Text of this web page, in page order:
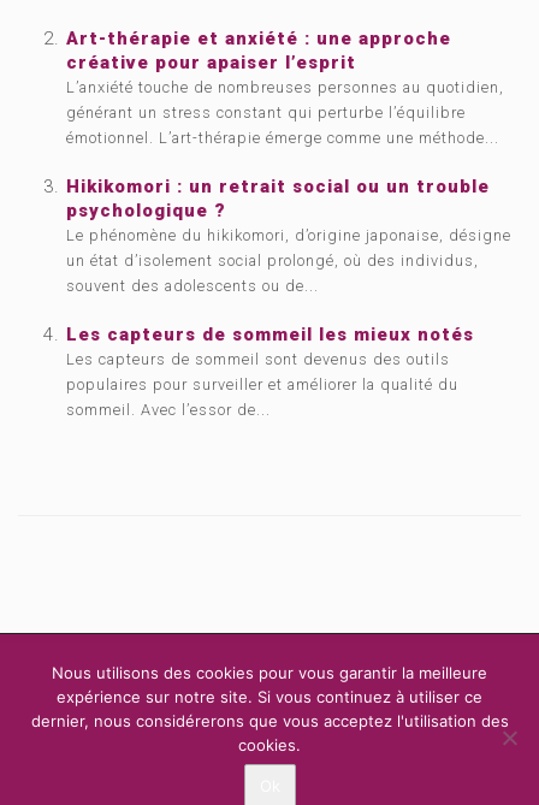
Art-thérapie et anxiété : une approche
créative pour apaiser l’esprit
L’anxiété touche de nombreuses personnes au quotidien,
générant un stress constant qui perturbe l’équilibre
émotionnel. L’art-thérapie émerge comme une méthode...
Hikikomori : un retrait social ou un trouble
psychologique ?
Le phénomène du hikikomori, d’origine japonaise, désigne
un état d’isolement social prolongé, où des individus,
souvent des adolescents ou de...
Les capteurs de sommeil les mieux notés
Les capteurs de sommeil sont devenus des outils
populaires pour surveiller et améliorer la qualité du
sommeil. Avec l’essor de...
Copyright © 2015, 2026 Art Thérapie Belgique. Tous droits réservés.
Privium – Des services qui soutiennent vos soins. Pour psychologues,
psychotherapeutes et hypnotherapeutes.
RGPD - Politique de Protection de la Vie Privée
Nous utilisons des cookies pour vous garantir la meilleure
expérience sur notre site. Si vous continuez à utiliser ce
dernier, nous considérerons que vous acceptez l'utilisation des
cookies.